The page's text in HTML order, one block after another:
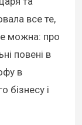
все те,
можна: про
повені в
в
бізнесу і